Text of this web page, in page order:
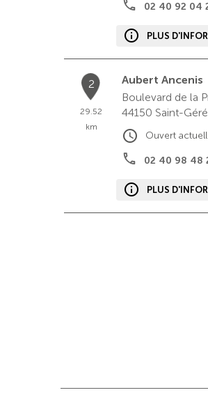
02 40 92 04
PLUS
2
29.52
km
Aubert Ancenis
Boulevard de la
44150 Saint-
02 40 98 48
Ouvert
PLUS